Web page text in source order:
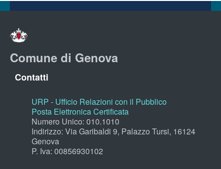
Comune di Genova
Contatti
URP - Ufficio Relazioni con il Pubblico
Posta Elettronica Certificata
Numero Unico: 010.1010
Indirizzo: Via Garibaldi 9, Palazzo Tursi, 16124
Genova
P. Iva: 00856930102